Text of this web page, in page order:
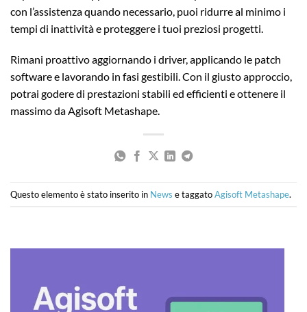
con l’assistenza quando necessario, puoi ridurre al minimo i
tempi di inattività e proteggere i tuoi preziosi progetti.
Rimani proattivo aggiornando i driver, applicando le patch
software e lavorando in fasi gestibili. Con il giusto approccio,
potrai godere di prestazioni stabili ed efficienti e ottenere il
massimo da Agisoft Metashape.
Questo elemento è stato inserito in News e taggatoAgisoft Metashape.